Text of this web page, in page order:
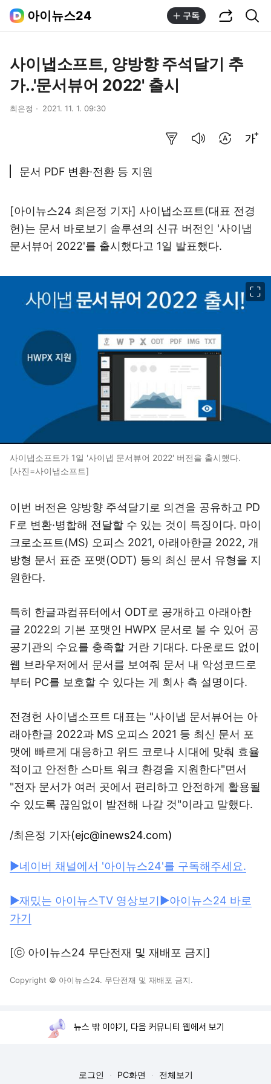
아이뉴스24 구독
사이냅소프트, 양방향 주석달기 추
가..'문서뷰어 2022' 출시
최은정 2021. 11. 1. 09:30
문서 PDF 변환·전환 등 지원
[아이뉴스24 최은정 기자] 사이냅소프트(대표 전경
헌)는 문서 바로보기 솔루션의 신규 버전인 '사이냅
문서뷰어 2022'를 출시했다고 1일 발표했다.
사이냅소프트가 1일 '사이냅 문서뷰어 2022' 버전을 출시했다.
[사진=사이냅소프트]
이번 버전은 양방향 주석달기로 의견을 공유하고 PD
F로 변환·병합해 전달할 수 있는 것이 특징이다. 마이
크로소프트(MS) 오피스 2021, 아래아한글 2022, 개
방형 문서 표준 포맷(ODT) 등의 최신 문서 유형을 지
원한다.
특히 한글과컴퓨터에서 ODT로 공개하고 아래아한
글 2022의 기본 포맷인 HWPX 문서로 볼 수 있어 공
공기관의 수요를 충족할 거란 기대다. 다운로드 없이
웹 브라우저에서 문서를 보여줘 문서 내 악성코드로
부터 PC를 보호할 수 있다는 게 회사 측 설명이다.
전경헌 사이냅소프트 대표는 "사이냅 문서뷰어는 아
래아한글 2022과 MS 오피스 2021 등 최신 문서 포
맷에 빠르게 대응하고 위드 코로나 시대에 맞춰 효율
적이고 안전한 스마트 워크 환경을 지원한다"면서
"전자 문서가 여러 곳에서 편리하고 안전하게 활용될
수 있도록 끊임없이 발전해 나갈 것"이라고 말했다.
/최은정 기자(ejc@inews24.com)
▶네이버 채널에서 '아이뉴스24'를 구독해주세요.
▶재밌는 아이뉴스TV 영상보기 ▶아이뉴스24 바로
가기
[ⓒ 아이뉴스24 무단전재 및 재배포 금지]
Copyright © 아이뉴스24. 무단전재 및 재배포 금지.
뉴스 밖 이야기, 다음 커뮤니티 웹에서 보기
로그인 PC화면 전체보기